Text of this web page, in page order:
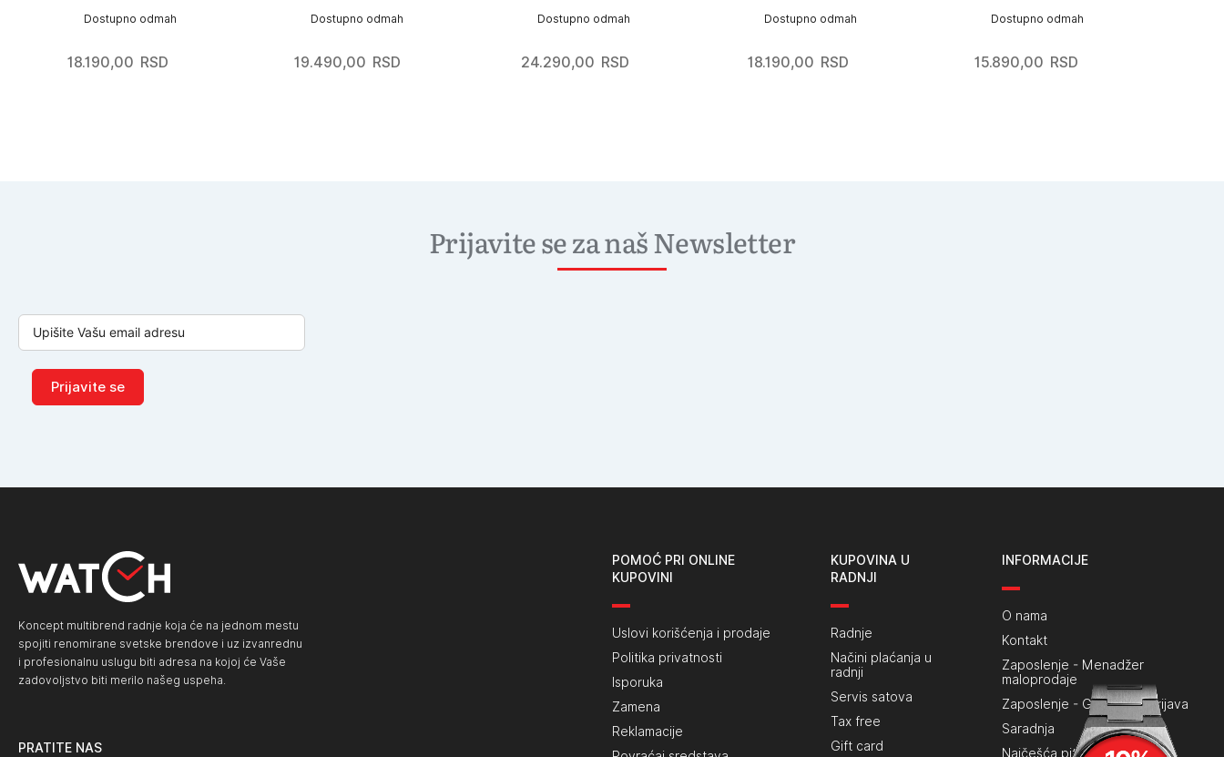
Dostupno odmah
18.190,00 RSD
Dostupno odmah
19.490,00 RSD
Dostupno odmah
24.290,00 RSD
Dostupno odmah
18.190,00 RSD
Dostupno odmah
15.890,00 RSD
Prijavite se za naš Newsletter
Prijavite se
Koncept multibrend radnje koja će na jednom mestu
spojiti renomirane svetske brendove i uz izvanrednu
i profesionalnu uslugu biti adresa na kojoj će Vaše
zadovoljstvo biti merilo našeg uspeha.
PRATITE NAS
POMOĆ PRI ONLINE
KUPOVINI
Uslovi korišćenja i prodaje
Politika privatnosti
Isporuka
Zamena
Reklamacije
KUPOVINA U
RADNJI
Radnje
Načini plaćanja u
radnji
Servis satova
Tax free
Gift card
INFORMACIJE
O nama
Kontakt
Zaposlenje - Menadžer
maloprodaje
Zaposlenje - Generalna prijava
Saradnja
Najčešća pitanja